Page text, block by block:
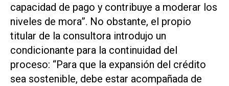
capacidad de pago y contribuye a moderar los
niveles de mora”. No obstante, el propio
titular de la consultora introdujo un
condicionante para la continuidad del
proceso: “Para que la expansión del crédito
sea sostenible, debe estar acompañada de